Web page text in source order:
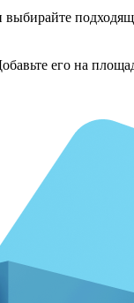
выбирайте
его на